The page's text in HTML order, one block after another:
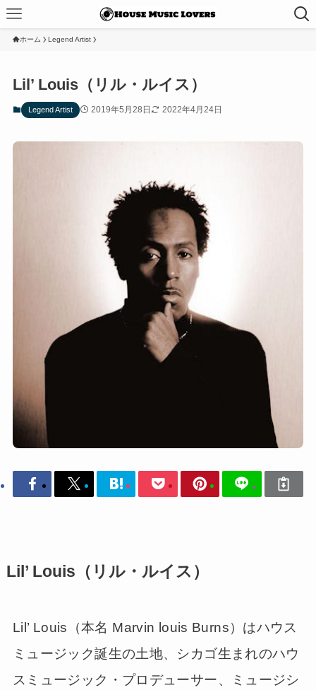
ホーム Legend Artist
Lil’ Louis（リル・ルイス）
Legend Artist 2019年5月28日 2022年4月24日
Lil’ Louis（リル・ルイス）
Lil’ Louis（本名 Marvin louis Burns）はハウス
ミュージック誕生の土地、シカゴ生まれのハウ
スミュージック・プロデューサー、ミュージシ